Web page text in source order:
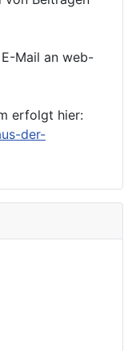
Mail an web-
erfolgt hier:
der-